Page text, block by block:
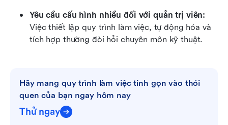
Yêu cầu cấu hình nhiều đối với quản trị viên:
Việc thiết lập quy trình làm việc, tự động hóa và
tích hợp thường đòi hỏi chuyên môn kỹ thuật.
Hãy mang quy trình làm việc tinh gọn vào thói
quen của bạn ngay hôm nay
Thử ngay